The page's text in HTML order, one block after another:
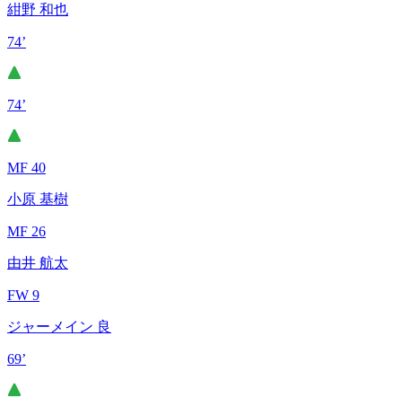
紺野 和也
74’
74’
MF 40
小原 基樹
MF 26
由井 航太
FW 9
ジャーメイン 良
69’